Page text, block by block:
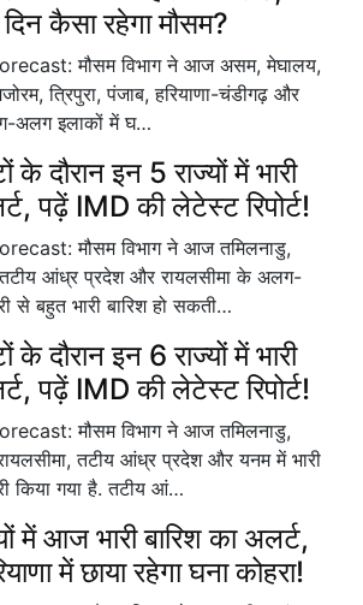
कैसा रहेगा मौसम?
मौसम विभाग ने आज असम, मेघालय,
त्रिपुरा, पंजाब, हरियाणा-चंडीगढ़ और
अलग इलाकों में घ…
दौरान इन 5 राज्यों में भारी
पढ़ें IMD की लेटेस्ट रिपोर्ट!
मौसम विभाग ने आज तमिलनाडु,
आंध्र प्रदेश और रायलसीमा के अलग-
से बहुत भारी बारिश हो सकती…
दौरान इन 6 राज्यों में भारी
पढ़ें IMD की लेटेस्ट रिपोर्ट!
मौसम विभाग ने आज तमिलनाडु,
तटीय आंध्र प्रदेश और यनम में भारी
किया गया है. तटीय आं…
में आज भारी बारिश का अलर्ट,
में छाया रहेगा घना कोहरा!